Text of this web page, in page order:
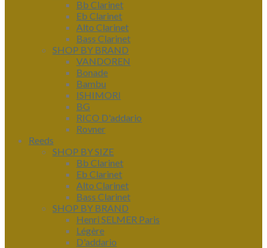
Bb Clarinet
Eb Clarinet
Alto Clarinet
Bass Clarinet
SHOP BY BRAND
VANDOREN
Bonade
Bambu
ISHIMORI
BG
RICO D'addario
Rovner
Reeds
SHOP BY SIZE
Bb Clarinet
Eb Clarinet
Alto Clarinet
Bass Clarinet
SHOP BY BRAND
Henri SELMER Paris
Légère
D'addario